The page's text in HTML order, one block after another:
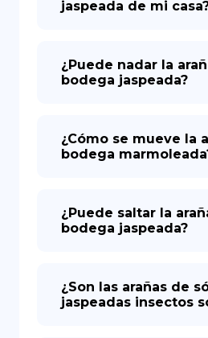
jaspeada de mi
¿Puede nadar la
bodega jaspeada?
¿Cómo se mueve la
bodega
¿Puede saltar la
bodega jaspeada?
¿Son las arañas de
jaspeadas insectos